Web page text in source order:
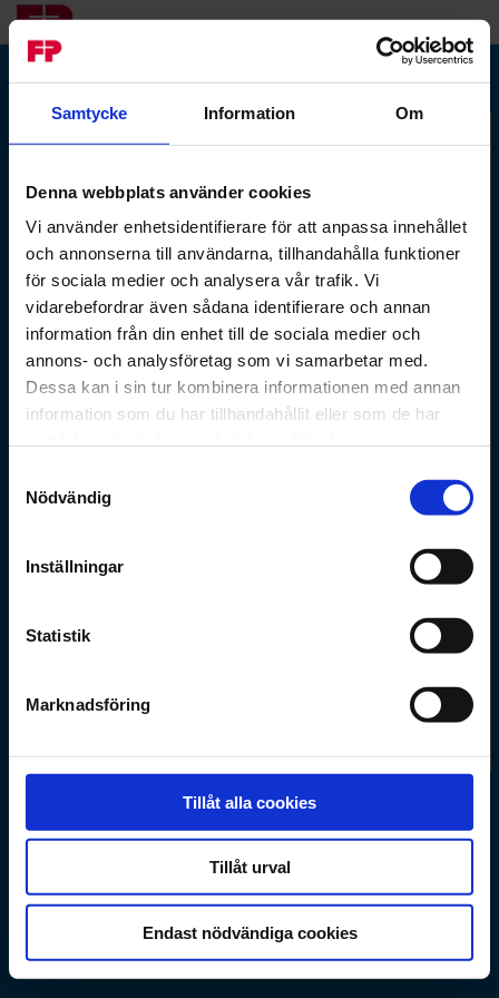
Samtycke Information Om
Denna webbplats använder cookies
Vi använder enhetsidentifierare för att anpassa innehållet
och annonserna till användarna, tillhandahålla funktioner
för sociala medier och analysera vår trafik. Vi
vidarebefordrar även sådana identifierare och annan
information från din enhet till de sociala medier och
annons- och analysföretag som vi samarbetar med.
Dessa kan i sin tur kombinera informationen med annan
information som du har tillhandahållit eller som de har
Nödvändig
Inställningar
Statistik
Marknadsföring
Tillåt alla cookies
Tillåt urval
Endast nödvändiga cookies
Registrera
MyFP Ange uppgifter
Kundnummer*
RPIN